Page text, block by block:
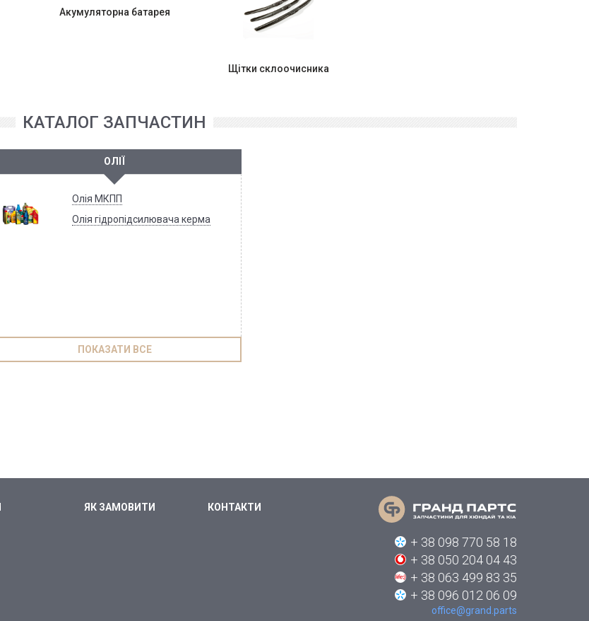
Акумуляторна батарея
Щітки склоочисника
КАТАЛОГ ЗАПЧАСТИН
ОЛІЇ
Олія МКПП
Олія гідропідсилювача керма
ПОКАЗАТИ ВСЕ
ЯК ЗАМОВИТИ КОНТАКТИ
+ 38 098 770 58 18
+ 38 050 204 04 43
+ 38 063 499 83 35
+ 38 096 012 06 09
office@grand.parts